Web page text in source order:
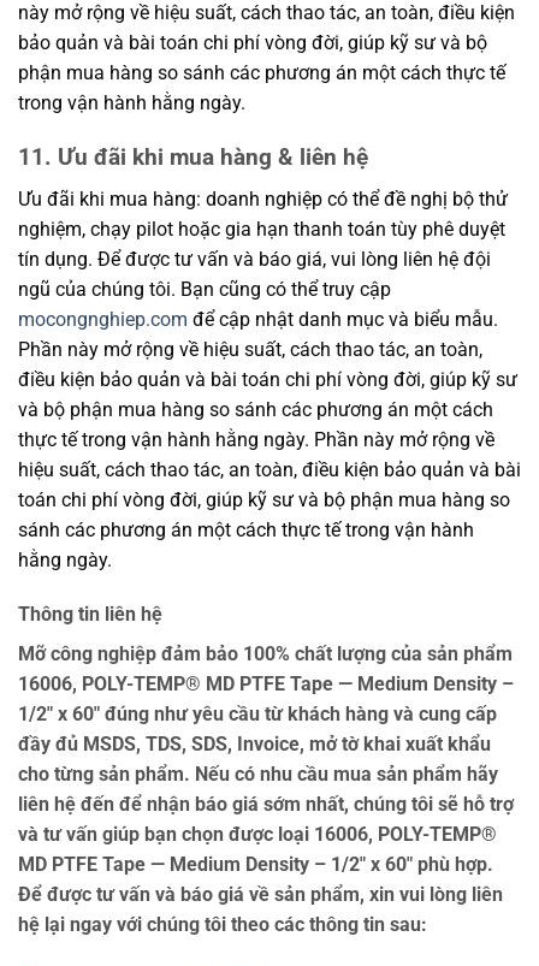
này mở rộng về hiệu suất, cách thao tác, an toàn, điều kiện
bảo quản và bài toán chi phí vòng đời, giúp kỹ sư và bộ
phận mua hàng so sánh các phương án một cách thực tế
trong vận hành hằng ngày.
11. Ưu đãi khi mua hàng & liên hệ
Ưu đãi khi mua hàng: doanh nghiệp có thể đề nghị bộ thử
nghiệm, chạy pilot hoặc gia hạn thanh toán tùy phê duyệt
tín dụng. Để được tư vấn và báo giá, vui lòng liên hệ đội
ngũ của chúng tôi. Bạn cũng có thể truy cập
mocongnghiep.com để cập nhật danh mục và biểu mẫu.
Phần này mở rộng về hiệu suất, cách thao tác, an toàn,
điều kiện bảo quản và bài toán chi phí vòng đời, giúp kỹ sư
và bộ phận mua hàng so sánh các phương án một cách
thực tế trong vận hành hằng ngày. Phần này mở rộng về
hiệu suất, cách thao tác, an toàn, điều kiện bảo quản và bài
toán chi phí vòng đời, giúp kỹ sư và bộ phận mua hàng so
sánh các phương án một cách thực tế trong vận hành
hằng ngày.
Thông tin liên hệ
Mỡ công nghiệp đảm bảo 100% chất lượng của sản phẩm
16006, POLY-TEMP® MD PTFE Tape — Medium Density –
1/2″ x 60″ đúng như yêu cầu từ khách hàng và cung cấp
đầy đủ MSDS, TDS, SDS, Invoice, mở tờ khai xuất khẩu
cho từng sản phẩm. Nếu có nhu cầu mua sản phẩm hãy
liên hệ đến để nhận báo giá sớm nhất, chúng tôi sẽ hỗ trợ
và tư vấn giúp bạn chọn được loại 16006, POLY-TEMP®
MD PTFE Tape — Medium Density – 1/2″ x 60″ phù hợp.
Để được tư vấn và báo giá về sản phẩm, xin vui lòng liên
hệ lại ngay với chúng tôi theo các thông tin sau: